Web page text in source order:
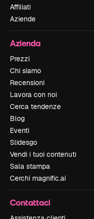
Affiliati
Aziende
Azienda
Prezzi
Chi siamo
Recensioni
Lavora con noi
Cerca tendenze
Blog
Eventi
Slidesgo
Vendi i tuoi contenuti
Sala stampa
Cerchi magnific.ai
Contattaci